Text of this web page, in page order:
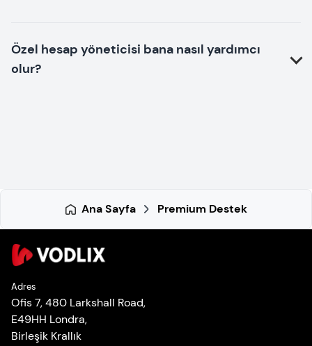
Özel hesap yöneticisi bana nasıl yardımcı
olur?
Ana Sayfa Premium Destek
Adres
Ofis 7, 480 Larkshall Road,
E49HH Londra,
Birleşik Krallık